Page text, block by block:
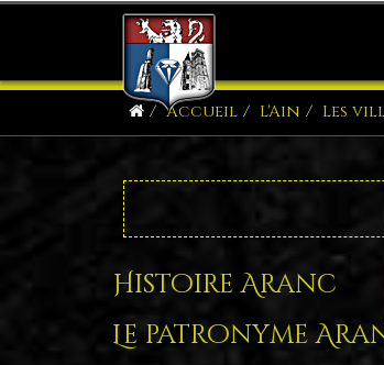
Accueil L'Ain Les
Histoire Aranc
Le patronyme